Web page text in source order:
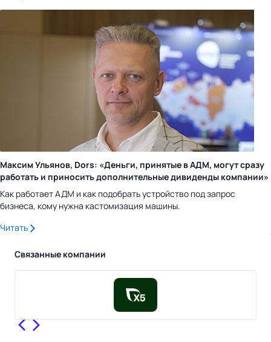
Максим Ульянов, Dors: «Деньги, принятые в АДМ, могут сразу
работать и приносить дополнительные дивиденды компании»
Как работает АДМ и как подобрать устройство под запрос
бизнеса, кому нужна кастомизация машины.
Читать
Связанные компании